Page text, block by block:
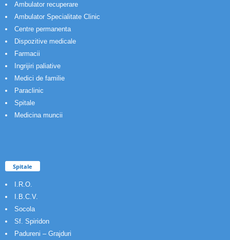
Ambulator recuperare
Ambulator Specialitate Clinic
Centre permanenta
Dispozitive medicale
Farmacii
Ingrijiri paliative
Medici de familie
Paraclinic
Spitale
Medicina muncii
Spitale
I.R.O.
I.B.C.V.
Socola
Sf. Spiridon
Padureni – Grajduri